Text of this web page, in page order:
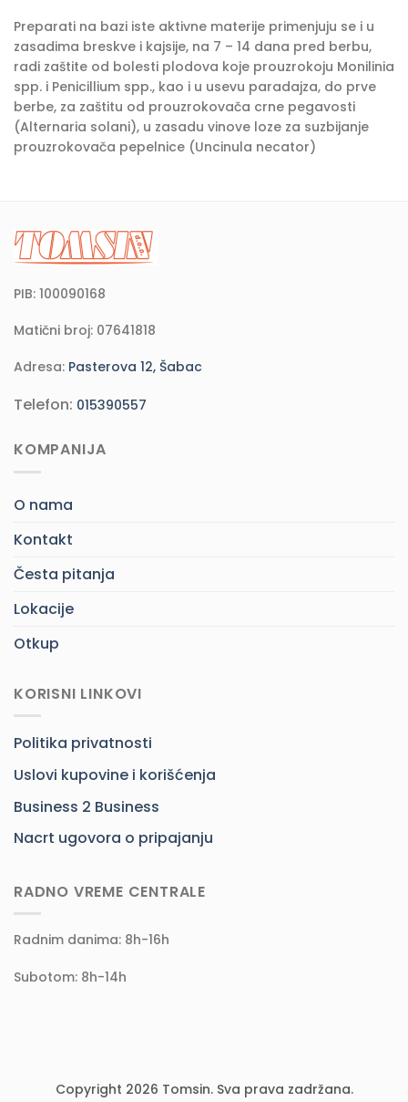
Preparati na bazi iste aktivne materije primenjuju se i u
zasadima breskve i kajsije, na 7 – 14 dana pred berbu,
radi zaštite od bolesti plodova koje prouzrokoju Monilinia
spp. i Penicillium spp., kao i u usevu paradajza, do prve
berbe, za zaštitu od prouzrokovača crne pegavosti
(Alternaria solani), u zasadu vinove loze za suzbijanje
prouzrokovača pepelnice (Uncinula necator)
PIB: 100090168
Matični broj: 07641818
Adresa: Pasterova 12, Šabac
Telefon: 015390557
KOMPANIJA
O nama
Kontakt
Česta pitanja
Lokacije
Otkup
KORISNI LINKOVI
Politika privatnosti
Uslovi kupovine i korišćenja
Business 2 Business
Nacrt ugovora o pripajanju
RADNO VREME CENTRALE
Radnim danima: 8h-16h
Subotom: 8h-14h
Copyright 2026 Tomsin. Sva prava zadržana.